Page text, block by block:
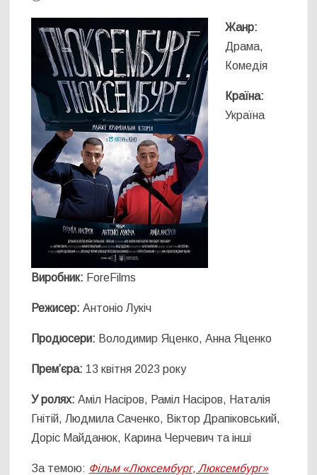
Жанр:
Драма,
Комедія
Країна:
Україна
Виробник: ForeFilms
Режисер: Антоніо Лукіч
Продюсери: Володимир Яценко, Анна Яценко
Прем’єра: 13 квітня 2023 року
У ролях: Аміл Насіров, Раміл Насіров, Наталія
Гнітій, Людмила Саченко, Віктор Драпіковський,
Доріс Майданюк, Карина Черчевич та інші
За темою: Фільм «Люксембург, Люксембург»